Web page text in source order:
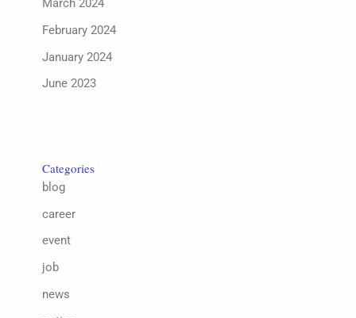
March 2024
February 2024
January 2024
June 2023
Categories
blog
career
event
job
news